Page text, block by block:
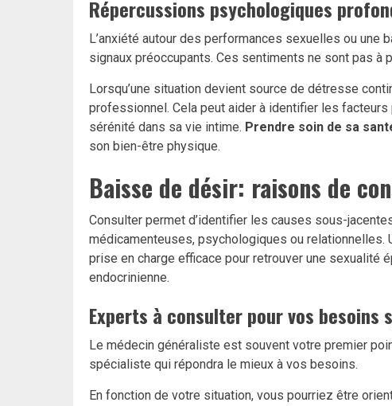
Répercussions psychologiques
L’anxiété autour des performances sexuelles ou
signaux préoccupants. Ces sentiments ne sont pas à
Lorsqu’une situation devient source de détresse
professionnel. Cela peut aider à identifier les
sérénité dans sa vie intime. Prendre soin de sa
son bien-être physique.
Baisse de désir: raisons de
Consulter permet d’identifier les causes sous-
médicamenteuses, psychologiques ou relationnelles.
prise en charge efficace pour retrouver une sexualité
endocrinienne.
Experts à consulter pour vos besoins
Le médecin généraliste est souvent votre premier
spécialiste qui répondra le mieux à vos besoins.
En fonction de votre situation, vous pourriez être